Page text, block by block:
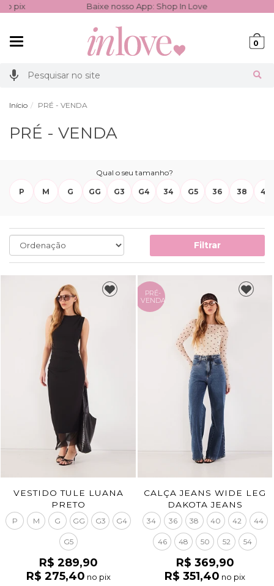
Baixe nosso App: Shop In Love
0
Busca
Início PRÉ - VENDA
PRÉ - VENDA
Qual o seu tamanho?
P M G GG G3 G4 34 G5 36 38 40
Filtrar
VESTIDO TULE LUANA
PRETO
P M G GG G3 G4
G5
R$ 289,90
R$ 275,40 no pix
PRÉ-
VENDA
CALÇA JEANS WIDE LEG
DAKOTA JEANS
34 36 38 40 42 44
46 48 50 52 54
R$ 369,90
R$ 351,40 no pix